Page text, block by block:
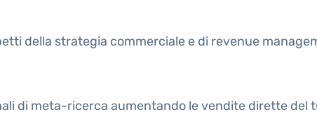
della strategia commerciale e di revenue
di meta-ricerca aumentando le vendite dirette del